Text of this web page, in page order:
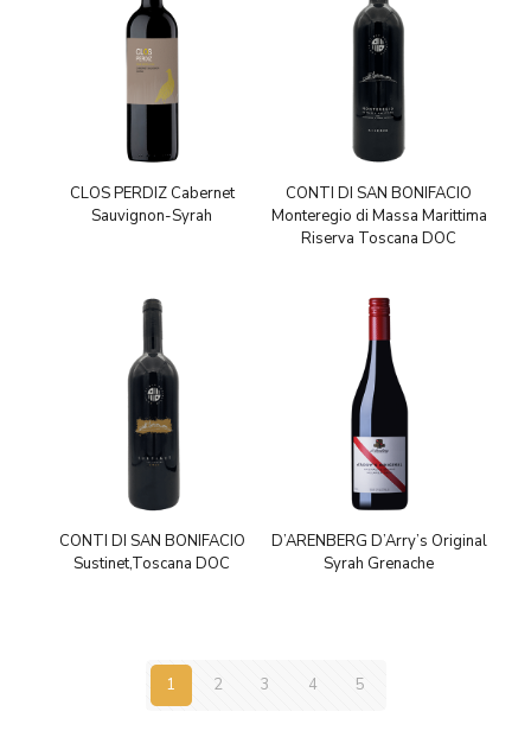
CLOS PERDIZ Cabernet
Sauvignon-Syrah
CONTI DI SAN BONIFACIO
Monteregio di Massa Marittima
Riserva Toscana DOC
CONTI DI SAN BONIFACIO
Sustinet,Toscana DOC
D’ARENBERG D’Arry’s Original
Syrah Grenache
1 2 3 4 5